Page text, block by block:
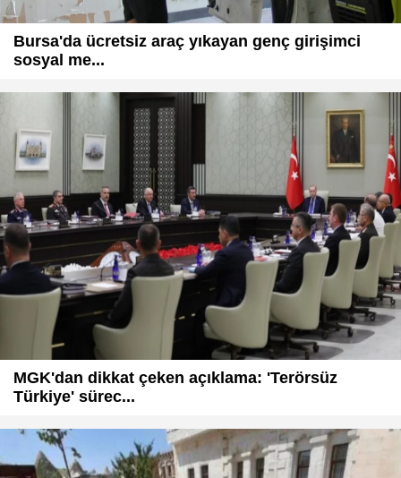
Bursa'da ücretsiz araç yıkayan genç girişimci
sosyal me...
MGK'dan dikkat çeken açıklama: 'Terörsüz
Türkiye' sürec...